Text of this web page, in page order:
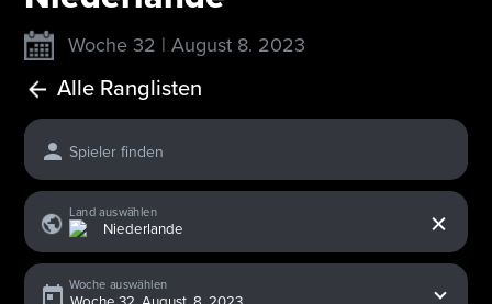
Woche 32 | August 8. 2023
Alle Ranglisten
Spieler finden
Land auswählen
Woche auswählen